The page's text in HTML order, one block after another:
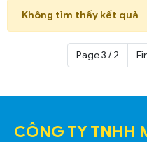
Không tìm thấy kết quả
Page 3 / 2
CÔNG TY TNHH